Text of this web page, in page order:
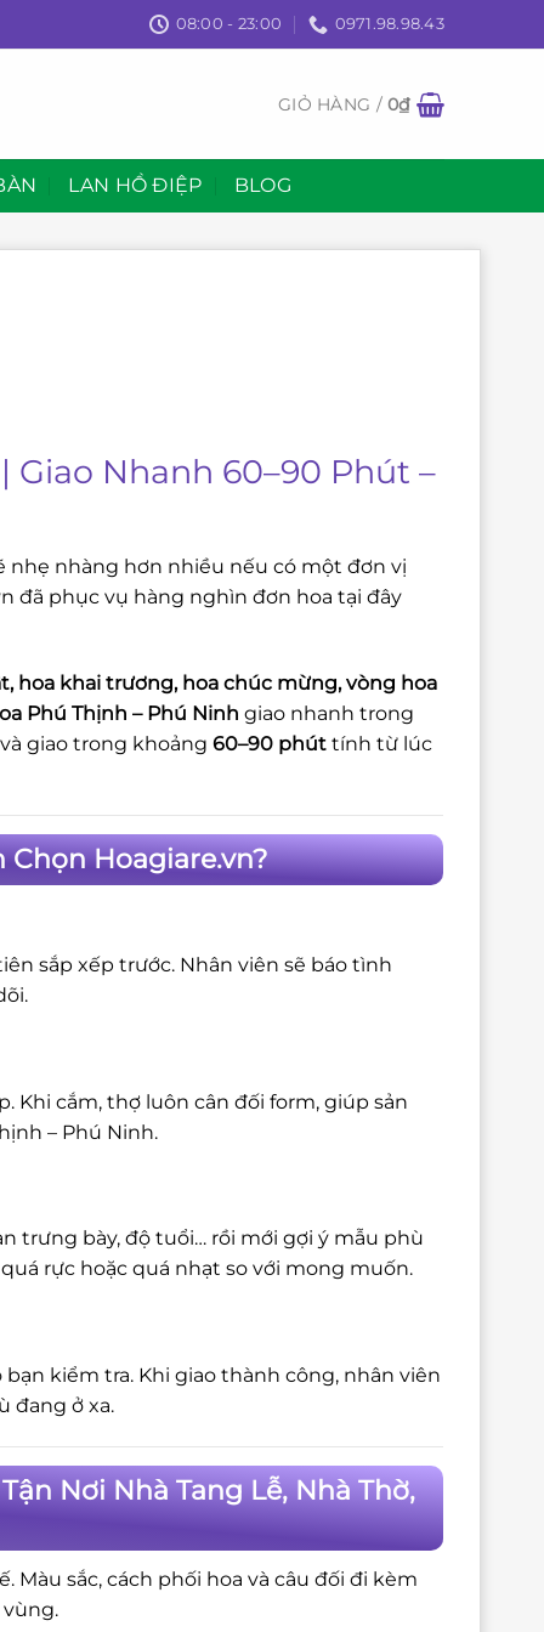
08:00 - 23:00 0971.98.98.43
GIỎ HÀNG /0₫
LAN HỒ ĐIỆP BLOG
Giao Nhanh 60–90 Phút –
nhẹ nhàng hơn nhiều nếu có một đơn vị
đã phục vụ hàng nghìn đơn hoa tại đây
hoa khai trương, hoa chúc mừng, vòng hoa
Phú Thịnh – Phú Ninh giao nhanh trong
giao trong khoảng 60–90 phút tính từ lúc
Chọn Hoagiare.vn?
sắp xếp trước. Nhân viên sẽ báo tình
Khi cắm, thợ luôn cân đối form, giúp sản
– Phú Ninh.
trưng bày, độ tuổi… rồi mới gợi ý mẫu phù
rực hoặc quá nhạt so với mong muốn.
kiểm tra. Khi giao thành công, nhân viên
đang ở xa.
Nơi Nhà Tang Lễ, Nhà Thờ,
sắc, cách phối hoa và câu đối đi kèm